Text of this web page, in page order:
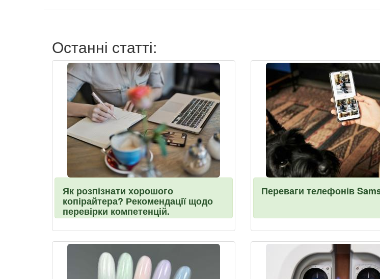
Останні статті:
Як розпізнати хорошого
копірайтера? Рекомендації щодо
перевірки компетенцій.
Переваги телефонів